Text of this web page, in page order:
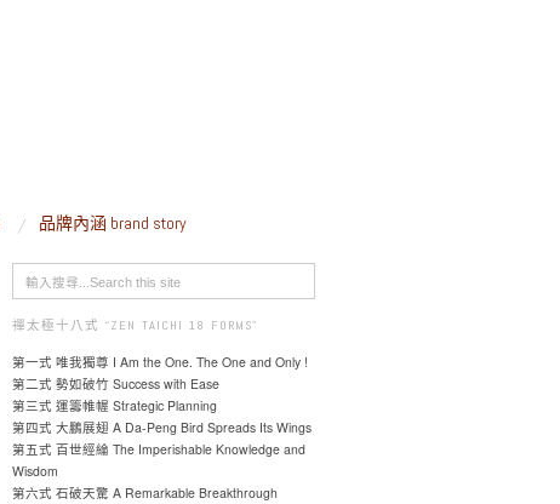
品牌內涵 brand story
禪太極十八式 “ZEN TAICHI 18 FORMS"
第一式 唯我獨尊 I Am the One. The One and Only !
第二式 勢如破竹 Success with Ease
第三式 運籌帷幄 Strategic Planning
第四式 大鵬展翅 A Da-Peng Bird Spreads Its Wings
第五式 百世經綸 The Imperishable Knowledge and
Wisdom
第六式 石破天驚 A Remarkable Breakthrough